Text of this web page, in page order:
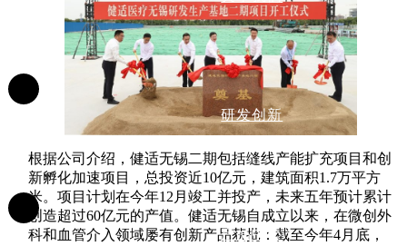
研发创新
产品中心
根据公司介绍，健适无锡二期包括缝线产能扩充项目和创
新孵化加速项目，总投资近10亿元，建筑面积1.7万平方
米。项目计划在今年12月竣工并投产，未来五年预计累计
创造超过60亿元的产值。健适无锡自成立以来，在微创外
科和血管介入领域屡有创新产品获批：截至今年4月底，